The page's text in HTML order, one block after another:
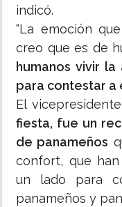
indicó.
"La emoción
creo que es de
humanos vivir
para contestar a
El
fiesta, fue un
de panameños
confort, que
un lado para
panameños y